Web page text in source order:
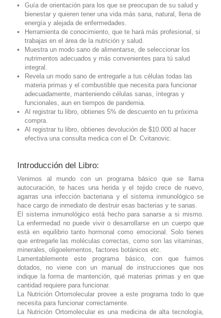
Guía de orientación para los que se preocupan de su salud y
bienestar y quieren tener una vida más sana, natural, llena de
energía y alejada de enfermedades.
Herramienta de conocimiento, que te hará más profesional, si
trabajas en el área de la nutrición y salud.
Muestra un modo sano de alimentarse, de seleccionar los
nutrimentos adecuados y más convenientes para tú salud
integral.
Revela un modo sano de entregarle a tus células todas las
materia primas y el combustible que necesita para funcionar
adecuadamente, manteniendo células sanas, íntegras y
funcionales, aun en tiempos de pandemia.
Al registrar tu libro, obtienes 5% de descuento en tu próxima
compra.
Al registrar tu libro, obtienes devolución de $10.000 al hacer
efectiva una consulta medica con el Dr. Cvitanovic.
Introducción del Libro:
Venimos al mundo con un programa básico que se llama
autocuración, te haces una herida y el tejido crece de nuevo,
agarras una infección bacteriana y el sistema inmunológico se
hace cargo de inmediato de destruir esas bacterias y te sanas.
El sistema inmunológico está hecho para sanarse a si mismo.
La enfermedad no puede vivir o desarrollarse en un cuerpo que
está en equilibrio tanto hormonal como emocional. Solo tienes
que entregarle las moléculas correctas, como son las vitaminas,
minerales, oligoelementos, factores botánicos etc.
Lamentablemente este programa básico, con que fuimos
dotados, no viene con un manual de instrucciones que nos
indique la forma de mantención, qué materias primas y en que
cantidad requiere para funcionar.
La Nutrición Ortomolecular provee a este programa todo lo que
necesita para funcionar correctamente.
La Nutrición Ortomolecular es una medicina de alta tecnología,